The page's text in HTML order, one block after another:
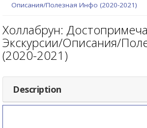
Описания/Полезная Инфо (2020-2021)
Холлабрун:
Экскурсии/Описания/
(2020-2021)
Description